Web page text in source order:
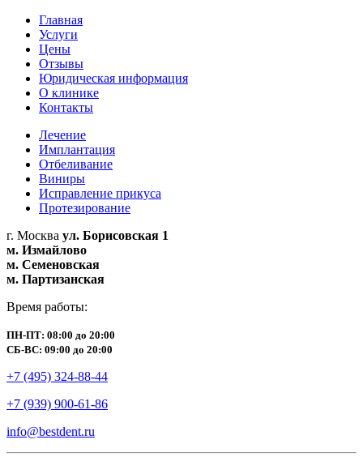
Главная
Услуги
Цены
Отзывы
Юридическая информация
О клинике
Контакты
Лечение
Имплантация
Отбеливание
Виниры
Исправление прикуса
Протезирование
г. Москва ул. Борисовская 1
м. Измайлово
м. Семеновская
м. Партизанская
Время работы:
ПН-ПТ: 08:00 до 20:00
СБ-ВС: 09:00 до 20:00
+7 (495) 324-88-44
+7 (939) 900-61-86
info@bestdent.ru